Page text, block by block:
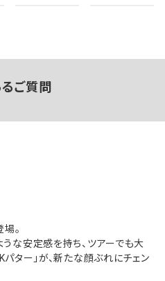
るご質問
。
な安定感を持ち、ツアーでも大
ター」が、新たな顔ぶれにチェン